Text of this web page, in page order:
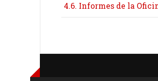
4.6. Informes de la